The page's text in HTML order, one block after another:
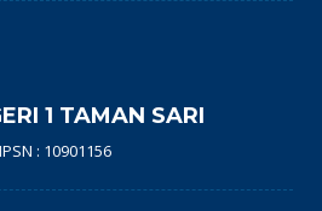
1 TAMAN SARI
: 10901156